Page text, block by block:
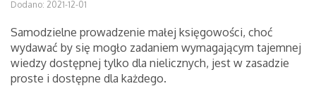
Dodano: 2021-12-01
Samodzielne prowadzenie małej księgowości, choć
wydawać by się mogło zadaniem wymagającym tajemnej
wiedzy dostępnej tylko dla nielicznych, jest w zasadzie
proste i dostępne dla każdego.